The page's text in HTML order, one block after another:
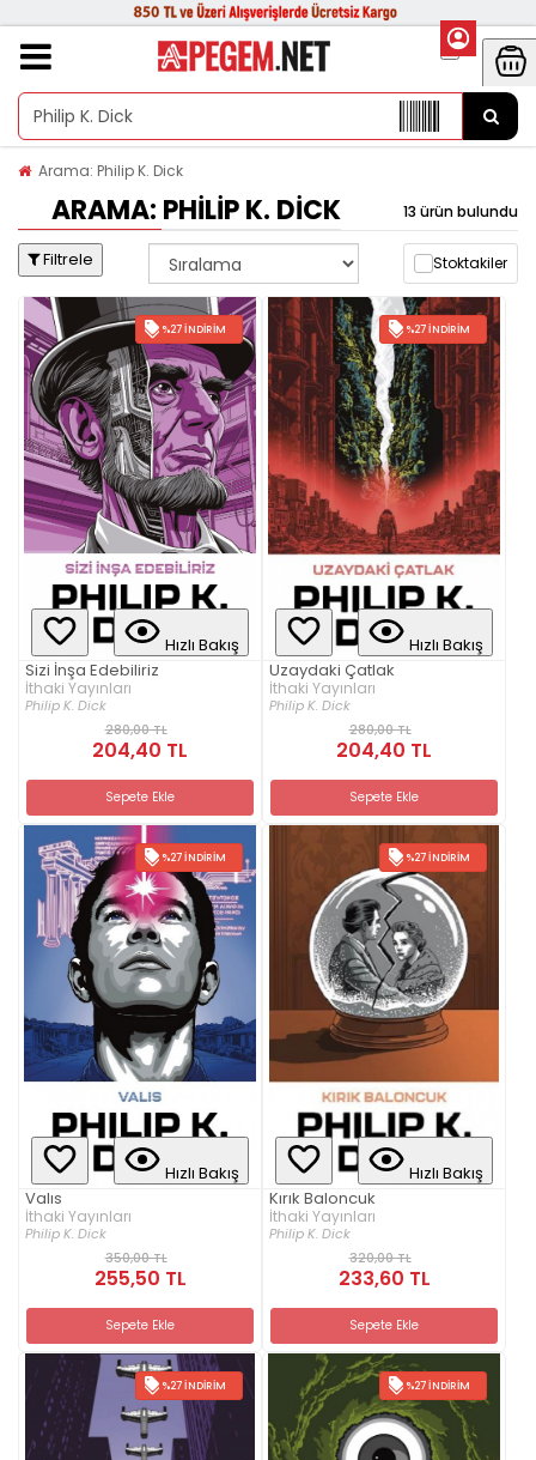
Arama: Philip K. Dick
ARAMA: PHILIP K. DICK 13 ürün bulundu
Filtrele Stoktakiler
%27 İNDIRIM
Hızlı Bakış
Sizi İnşa Edebiliriz
İthaki Yayınları
Philip K. Dick
280,00 TL
204,40 TL
Sepete Ekle
%27 İNDIRIM
Hızlı Bakış
Uzaydaki Çatlak
İthaki Yayınları
Philip K. Dick
280,00 TL
204,40 TL
Sepete Ekle
%27 İNDIRIM
Hızlı Bakış
Valıs
İthaki Yayınları
Philip K. Dick
350,00 TL
255,50 TL
Sepete Ekle
%27 İNDIRIM
Hızlı Bakış
Kırık Baloncuk
İthaki Yayınları
Philip K. Dick
320,00 TL
233,60 TL
Sepete Ekle
%27 İNDIRIM %27 İNDIRIM